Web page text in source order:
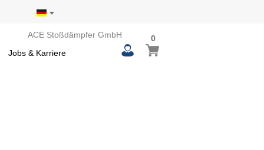
ACE Stoßdämpfer GmbH
Jobs & Karriere
Mein Warenkorb
00
items